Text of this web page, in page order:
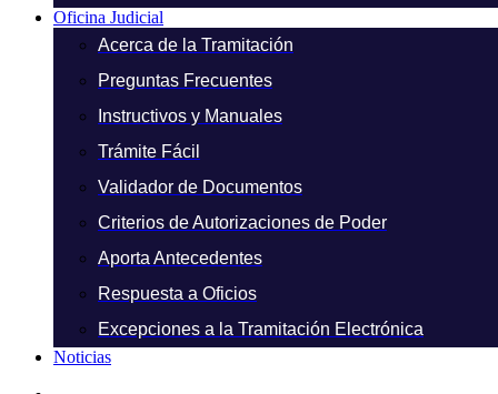
Oficina Judicial
Acerca de la Tramitación
Preguntas Frecuentes
Instructivos y Manuales
Trámite Fácil
Validador de Documentos
Criterios de Autorizaciones de Poder
Aporta Antecedentes
Respuesta a Oficios
Excepciones a la Tramitación Electrónica
Noticias